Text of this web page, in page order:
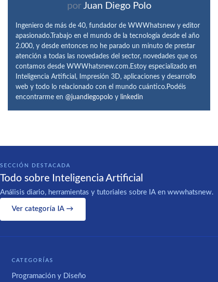
por Juan Diego Polo
Ingeniero de más de 40, fundador de WWWhatsnew y editor
apasionado.Trabajo en el mundo de la tecnología desde el año
2.000, y desde entonces no he parado un minuto de prestar
atención a todas las novedades del sector, novedades que os
contamos desde WWWhatsnew.com.Estoy especializado en
Inteligencia Artificial, Impresión 3D, aplicaciones y desarrollo
web y todo lo relacionado con el mundo cuántico.Podéis
encontrarme en @juandiegopolo y linkedin
SECCIÓN DESTACADA
Todo sobre Inteligencia Artificial
Análisis diario, herramientas y tutoriales sobre IA en wwwhatsnew.
Ver categoría IA →
CATEGORÍAS
Programación y Diseño